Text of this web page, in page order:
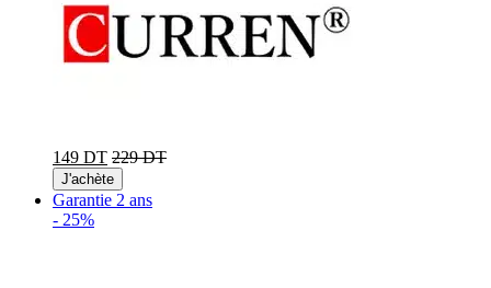
149 DT 229 DT
J'achète
Garantie 2 ans
- 25%